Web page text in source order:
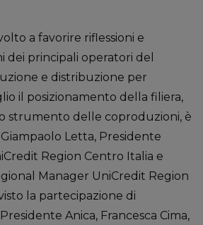
a favorire riflessioni e
dei principali operatori del
e distribuzione per
il posizionamento della filiera,
strumento delle coproduzioni, è
Letta, Presidente
Region Centro Italia e
Manager UniCredit Region
la partecipazione di
Anica, Francesca Cima,